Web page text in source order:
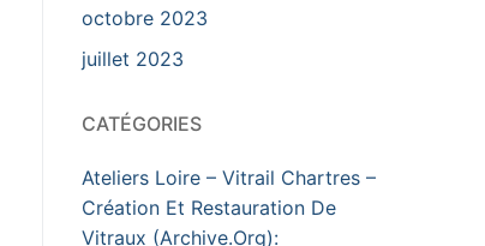
octobre 2023
juillet 2023
CATÉGORIES
Ateliers Loire – Vitrail Chartres –
Création Et Restauration De
Vitraux (Archive.Org):